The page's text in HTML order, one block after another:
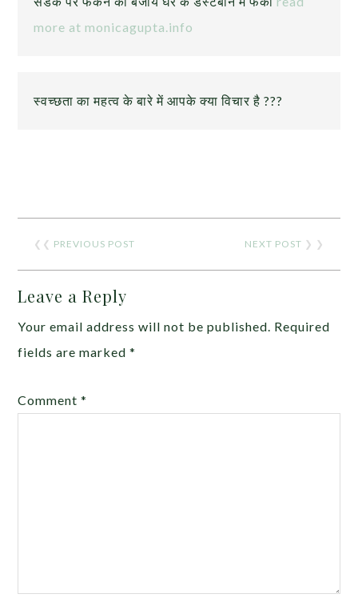
more at monicagupta.info
स्वच्छता का महत्व के बारे में आपके क्या विचार है ???
❮❮ PREVIOUS POST NEXT POST ❯ ❯
Leave a Reply
Your email address will not be published. Required
fields are marked*
Comment*